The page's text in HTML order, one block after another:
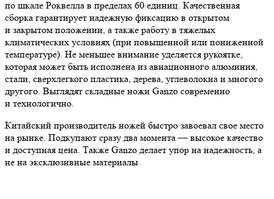
по шкале Роквелла в пределах 60 единиц. Качественная
сборка гарантирует надежную фиксацию в открытом
и закрытом положении, а также работу в тяжелых
климатических условиях (при повышенной или пониженной
температуре). Не меньшее внимание уделяется рукоятке,
которая может быть исполнена из авиационного алюминия,
стали, сверхлегкого пластика, дерева, углеволокна и многого
другого. Выглядят складные ножи Ganzo современно
и технологично.
Китайский производитель ножей быстро завоевал свое место
на рынке. Подкупают сразу два момента — высокое качество
и доступная цена. Также Ganzo делает упор на надежность, а
не на эксклюзивные материалы.